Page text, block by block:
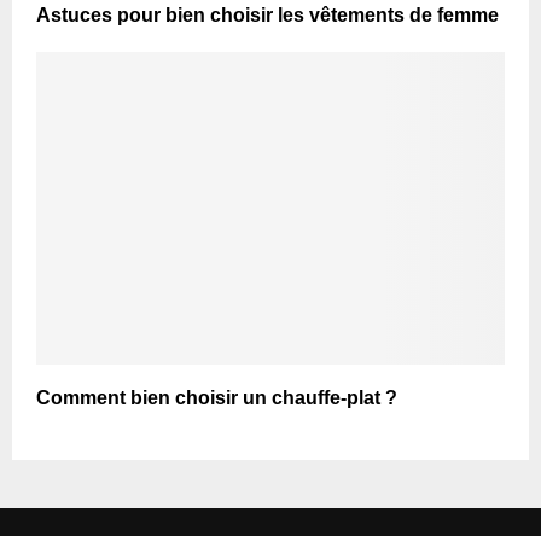
Astuces pour bien choisir les vêtements de femme
Comment bien choisir un chauffe-plat ?